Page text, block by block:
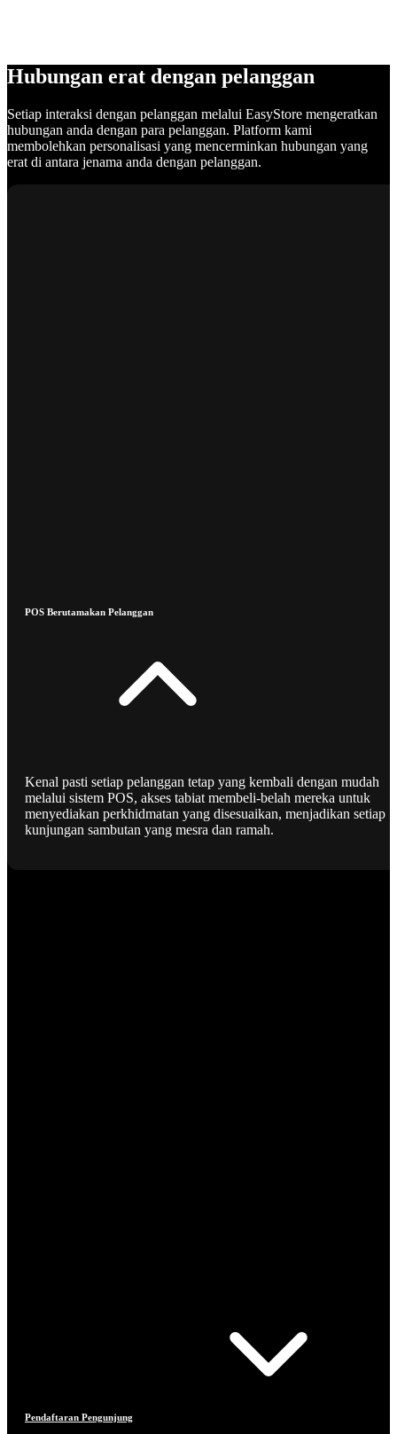
Hubungan erat dengan pelanggan
Setiap interaksi dengan pelanggan melalui EasyStore mengeratkan
hubungan anda dengan para pelanggan. Platform kami
membolehkan personalisasi yang mencerminkan hubungan yang
erat di antara jenama anda dengan pelanggan.
POS Berutamakan Pelanggan
Kenal pasti setiap pelanggan tetap yang kembali dengan mudah
melalui sistem POS, akses tabiat membeli-belah mereka untuk
menyediakan perkhidmatan yang disesuaikan, menjadikan setiap
kunjungan sambutan yang mesra dan ramah.
Pendaftaran Pengunjung